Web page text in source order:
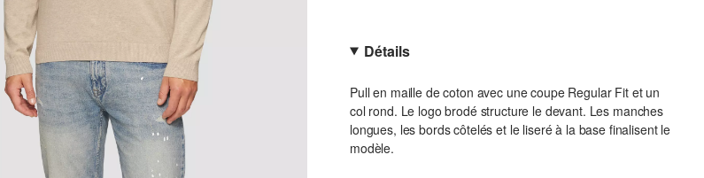
Détails
Pull en maille de coton avec une coupe Regular Fit et un
col rond. Le logo brodé structure le devant. Les manches
longues, les bords côtelés et le liseré à la base finalisent le
modèle.